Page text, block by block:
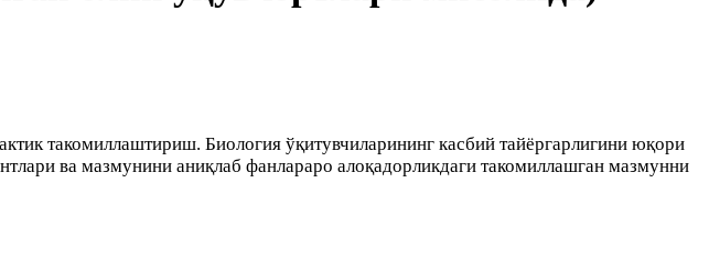
такомиллаштириш. Биология ўқитувчиларининг касбий тайёргарлигини юқори
ва мазмунини аниқлаб фанлараро алоқадорликдаги такомиллашган мазмунни